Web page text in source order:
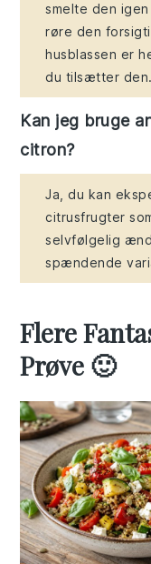
smelte den
røre den
husblassen er
du tilsætter den.
Kan jeg bruge
citron?
Ja, du kan
citrusfrugter
selvfølgelig
spændende
Flere
Prøve 🙂